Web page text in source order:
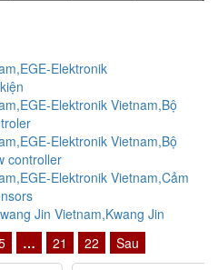
Elektronik
Elektronik Vietnam,Bộ
Elektronik Vietnam,Bộ
controller
Elektronik Vietnam,Cảm
Jin Vietnam,Kwang Jin
… 21 22 Sau